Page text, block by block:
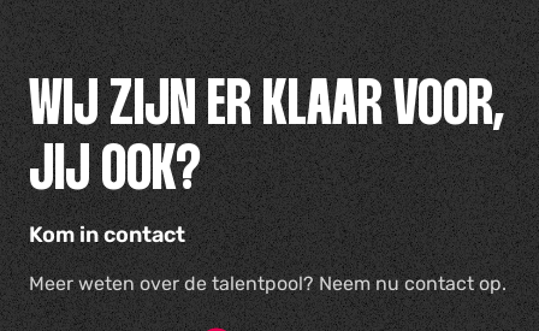
WIJ ZIJN ER KLAAR VOOR,
JIJ OOK?
Kom in contact
Meer weten over de talentpool? Neem nu contact op.